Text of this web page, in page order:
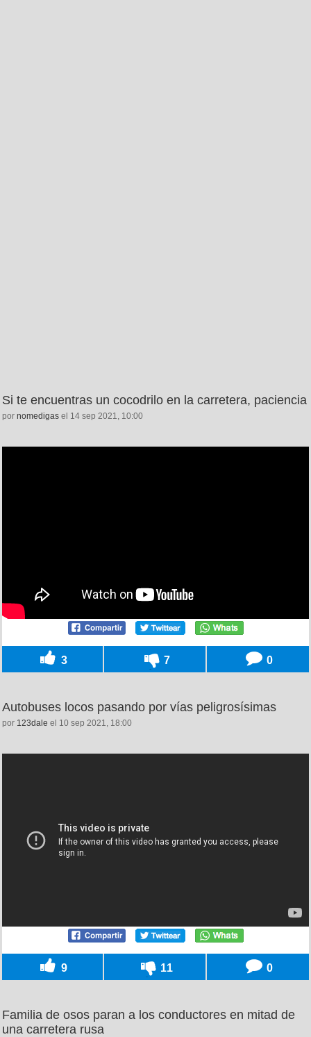
Si te encuentras un cocodrilo en la carretera, paciencia
por nomedigas el 14 sep 2021, 10:00
3 7 0
Autobuses locos pasando por vías peligrosísimas
por 123dale el 10 sep 2021, 18:00
9 11 0
Familia de osos paran a los conductores en mitad de
una carretera rusa